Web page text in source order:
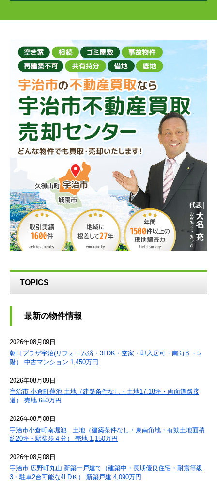
TOPICS
最新の物件情報
2026年08月09日
朝日プラザ宇治(リフォーム済・3LDK・空家・即入居可・南向き・5
階） 中古マンション 1,450万円
2026年08月09日
宇治市 小倉町蓮池 土地（建築条件なし・土地17.18坪・両面道路接
道） 売地 650万円
2026年08月08日
宇治市小倉町南堀池 土地（建築条件なし・東南角地・有効土地面積
約20坪・駅徒歩４分） 売地 1,150万円
2026年08月08日
宇治市 広野町丸山 新築一戸建て（建築中・長期優良住宅・耐震等級
3・駐車2台可能な4LDＫ） 新築戸建 4,090万円